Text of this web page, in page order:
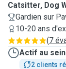
Catsitter, Dog
Gardien sur
10-20 ans
(7
Actif au
2 clients